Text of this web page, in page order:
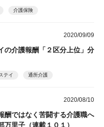
介護保険
2020/09/09
介護報酬「２区分上位」分
テイ 通所介護
2020/08/10
酬ではなく苦闘する介護職へ
里子（連載１０１）